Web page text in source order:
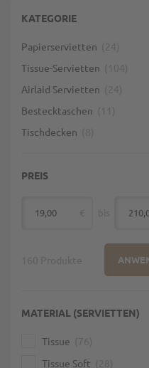
KATEGORIE
Papierservietten
Tissue-Servietten
Airlaid Servietten
Bestecktaschen
Tischdecken
PREIS
MATERIAL (SERVIETTEN)
Tissue
Tissue Soft